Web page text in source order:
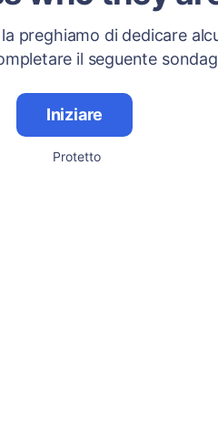
preghiamo di dedicare
il seguente
Iniziare
Protetto